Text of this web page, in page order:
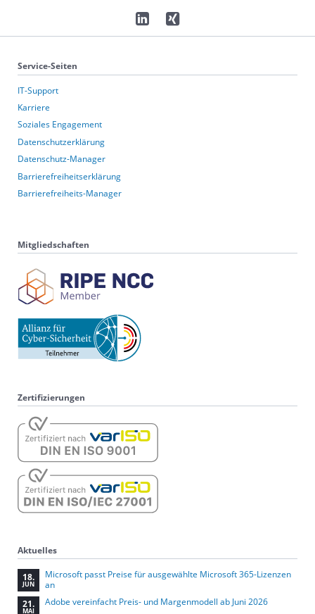
Service-Seiten
IT-Support
Karriere
Soziales Engagement
Datenschutzerklärung
Datenschutz-Manager
Barrierefreiheitserklärung
Barrierefreiheits-Manager
Mitgliedschaften
Zertifizierungen
Aktuelles
18.
JUN
Microsoft passt Preise für ausgewählte Microsoft 365-Lizenzen
an
21.
MAI
Adobe vereinfacht Preis- und Margenmodell ab Juni 2026